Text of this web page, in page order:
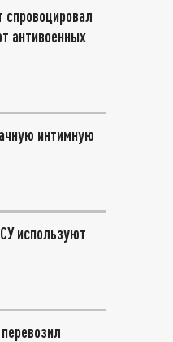
антивоенных
интимную
используют